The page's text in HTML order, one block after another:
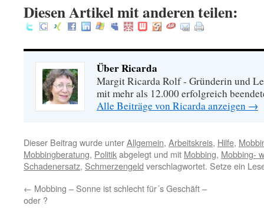
Diesen Artikel mit anderen teilen:
Über Ricarda
Margit Ricarda Rolf - Gründerin und
mit mehr als 12.000 erfolgreich
Alle Beiträge von Ricarda anzeigen →
Dieser Beitrag wurde unterAllgemein, Arbeitskreis, Hilfe,
Mobbingberatung, Politikabgelegt und mit Mobbing, Mobbing-
Schadenersatz, Schmerzengeld verschlagwortet. Setze ein
← Mobbing – Sonne ist schlecht für´s Geschäft –
oder ?